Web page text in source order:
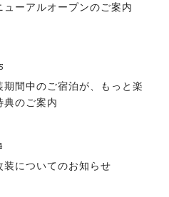
ューアルオープンのご案内
期間中のご宿泊が、もっと楽
典のご案内
装についてのお知らせ